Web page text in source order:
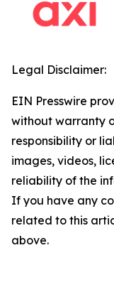
Legal Disclaimer:
EIN Presswire
without warranty
responsibility or
images, videos,
reliability of the
If you have any
related to this
above.